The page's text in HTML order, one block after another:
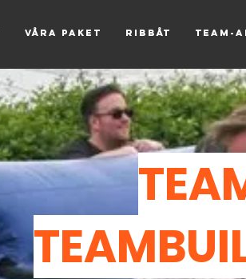
Våra paket Ribbåt